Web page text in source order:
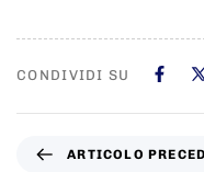
CONDIVIDI SU
ARTICOLO